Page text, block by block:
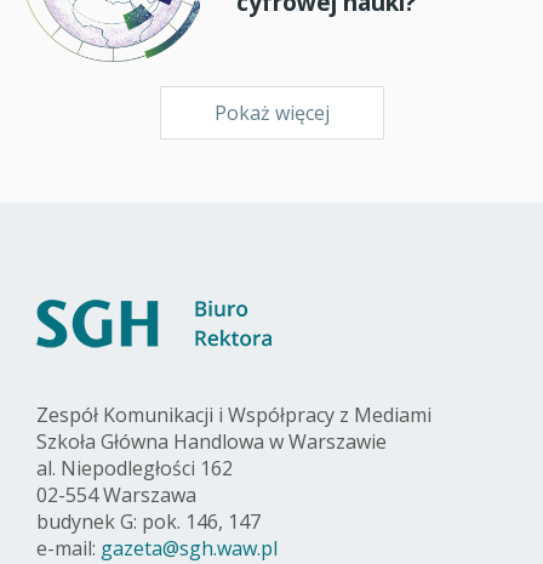
Pokaż więcej
Zespół Komunikacji i Współpracy z Mediami
Szkoła Główna Handlowa w Warszawie
al. Niepodległości 162
02-554 Warszawa
budynek G: pok. 146, 147
e-mail: gazeta@sgh.waw.pl